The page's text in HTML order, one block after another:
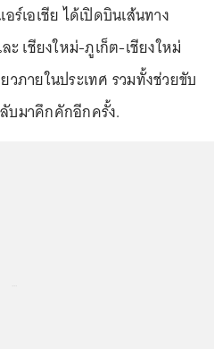
ร์เอเชีย ได้เปิดบินเส้นทาง
เชียงใหม่-ภูเก็ต-เชียงใหม่
วภายในประเทศ รวมทั้งช่วยขับ
บมาคึกคักอีกครั้ง.